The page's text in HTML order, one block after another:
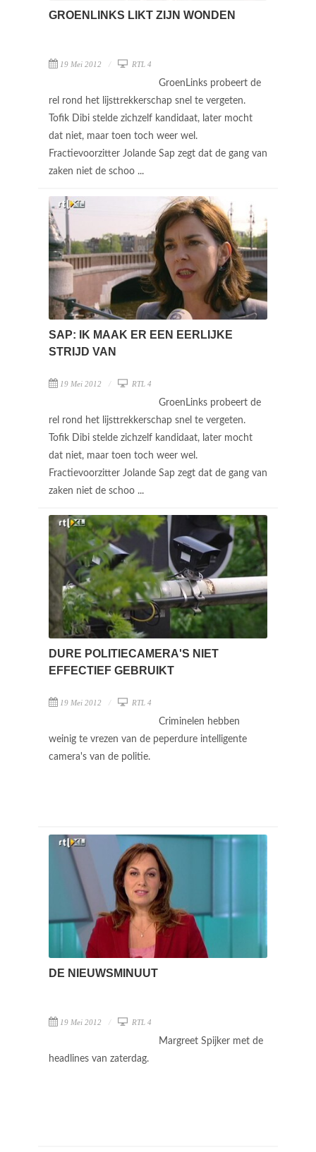
GROENLINKS LIKT ZIJN WONDEN
19 Mei 2012 RTL 4
GroenLinks probeert de
rel rond het lijsttrekkerschap snel te vergeten.
Tofik Dibi stelde zichzelf kandidaat, later mocht
dat niet, maar toen toch weer wel.
Fractievoorzitter Jolande Sap zegt dat de gang van
zaken niet de schoo ...
SAP: IK MAAK ER EEN EERLIJKE
STRIJD VAN
19 Mei 2012 RTL 4
GroenLinks probeert de
rel rond het lijsttrekkerschap snel te vergeten.
Tofik Dibi stelde zichzelf kandidaat, later mocht
dat niet, maar toen toch weer wel.
Fractievoorzitter Jolande Sap zegt dat de gang van
zaken niet de schoo ...
DURE POLITIECAMERA'S NIET
EFFECTIEF GEBRUIKT
19 Mei 2012 RTL 4
Criminelen hebben
weinig te vrezen van de peperdure intelligente
camera's van de politie.
DE NIEUWSMINUUT
19 Mei 2012 RTL 4
Margreet Spijker met de
headlines van zaterdag.